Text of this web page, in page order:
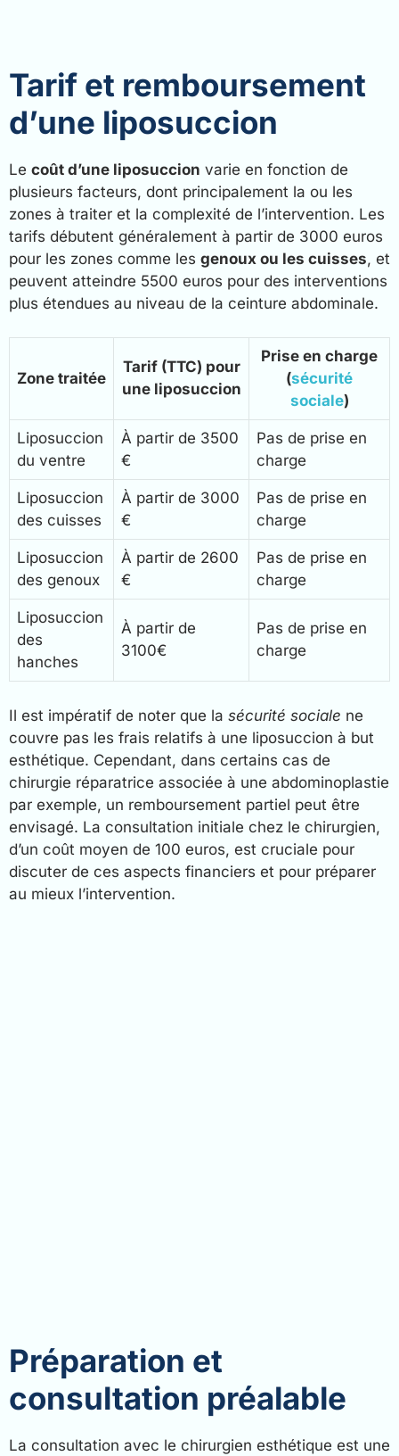
Tarif et remboursement
d’une liposuccion
Le coût d’une liposuccion varie en fonction de
plusieurs facteurs, dont principalement la ou les
zones à traiter et la complexité de l’intervention. Les
tarifs débutent généralement à partir de 3000 euros
pour les zones comme les genoux ou les cuisses, et
peuvent atteindre 5500 euros pour des interventions
plus étendues au niveau de la ceinture abdominale.
Zone traitée
Tarif (TTC) pour
une liposuccion
Prise en charge
(sécurité
sociale)
Liposuccion
du ventre
À partir de 3500
€
Pas de prise en
charge
Liposuccion
des cuisses
À partir de 3000
€
Pas de prise en
charge
Liposuccion
des genoux
À partir de 2600
€
Pas de prise en
charge
Liposuccion
des
hanches
À partir de
3100€
Pas de prise en
charge
Il est impératif de noter que la sécurité sociale ne
couvre pas les frais relatifs à une liposuccion à but
esthétique. Cependant, dans certains cas de
chirurgie réparatrice associée à une abdominoplastie
par exemple, un remboursement partiel peut être
envisagé. La consultation initiale chez le chirurgien,
d’un coût moyen de 100 euros, est cruciale pour
discuter de ces aspects financiers et pour préparer
au mieux l’intervention.
Préparation et
consultation préalable
La consultation avec le chirurgien esthétique est une